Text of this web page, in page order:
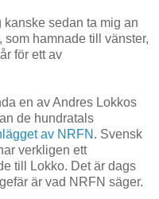
sedan ta mig an
hamnade till vänster,
för ett av
en av Andres Lokkos
de hundratals
av NRFN . Svensk
verkligen ett
till Lokko. Det är dags
är vad NRFN säger.